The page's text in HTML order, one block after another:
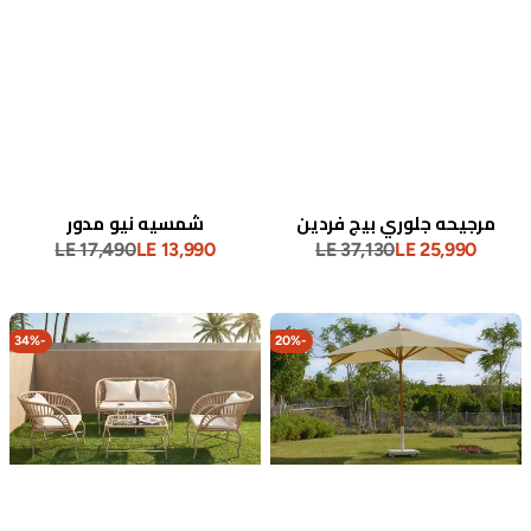
مرجيحه جلوري بيج فردين
سعرLE 25,990السعر
LE 37,130
شمسيه نيو مدور
سعرLE 13,990السعر
LE 17,490
شمسية
نيو
٣
متر
مربع
-
20%
طقم
جلوري
-
34%